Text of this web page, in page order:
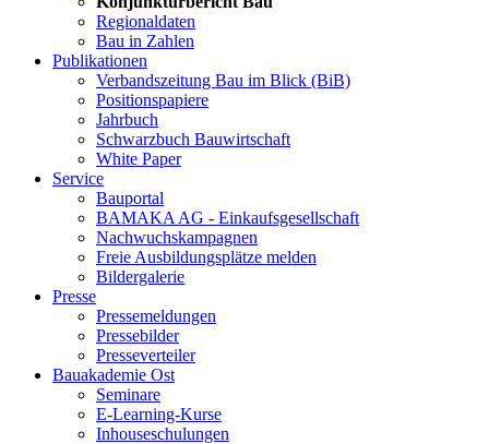
Regionaldaten
Bau in Zahlen
Publikationen
Verbandszeitung Bau im Blick (BiB)
Positionspapiere
Jahrbuch
Schwarzbuch Bauwirtschaft
White Paper
Service
Bauportal
BAMAKA AG - Einkaufsgesellschaft
Nachwuchskampagnen
Freie Ausbildungsplätze melden
Bildergalerie
Presse
Pressemeldungen
Pressebilder
Presseverteiler
Bauakademie Ost
Seminare
E-Learning-Kurse
Inhouseschulungen